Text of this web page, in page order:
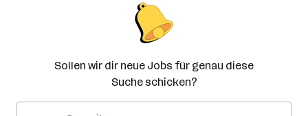
Sollen wir dir neue Jobs für genau diese
Suche schicken?